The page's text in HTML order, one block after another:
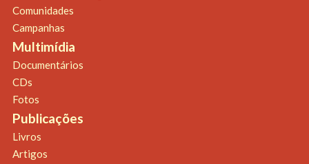
Comunidades
Campanhas
Multimídia
Documentários
CDs
Fotos
Publicações
Livros
Artigos